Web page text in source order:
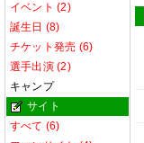
イベント (2)
誕生日 (8)
チケット発売 (6)
選手出演 (2)
キャンプ
サイト
すべて (6)